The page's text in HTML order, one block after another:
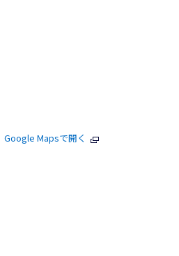
Google Mapsで開く